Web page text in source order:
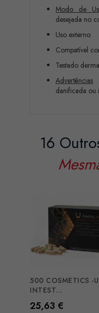
Modo de
desejada no
Uso externo.
Compatível
Testado
Advertências
danificada ou
16
500 COSMETICS -
INTEST...
Preço
25,63 €